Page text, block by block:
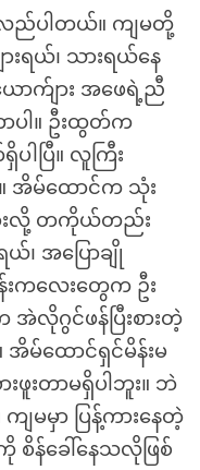
ည်ပါတယ်။ ကျမတို့
းရယ်၊ သားရယ်နေ
ောက်ျား အဖေရဲ့ညီ
ပါ။ ဦးထွတ်က
ါပြီ။ လူကြီး
။ အိမ်ထောင်က သုံး
ားလို့ တကိုယ်တည်း
၊ အပြောချို
းကလေးတွေက ဦး
လိုဂွင်ဖန်ပြီးစားတဲ့
အိမ်ထောင်ရှင်မိန်းမ
ဖူးတာမရှိပါဘူး။ ဘဲ
ကျမမှာ ပြန့်ကားနေတဲ့
န်ခေါ်နေသလိုဖြစ်